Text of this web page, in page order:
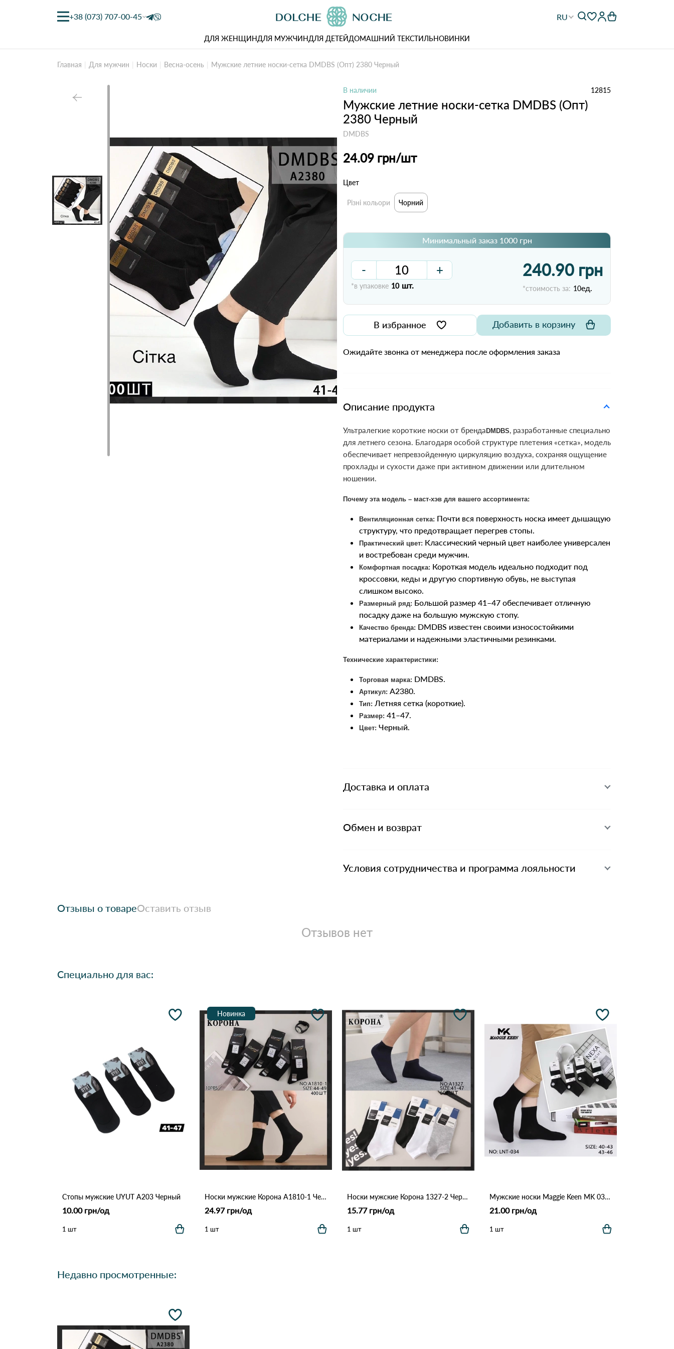
+38 (073) 707-00-45 RU
ДЛЯ ЖЕНЩИНДЛЯ МУЖЧИНДЛЯ ДЕТЕЙДОМАШНИЙ ТЕКСТИЛЬНОВИНКИ
Главная Для мужчин Носки Весна-осень Мужские летние носки-сетка DMDBS (Опт) 2380 Черный
В наличии 12815
Мужские летние носки-сетка DMDBS (Опт)
2380 Черный
DMDBS
24.09 грн/шт
Цвет
Різні кольори Чорний
Минимальный заказ 1000 грн
- +
*в упаковке 10 шт.
240.90 грн
*стоимость за: 10ед.
В избранное Добавить в корзину
Ожидайте звонка от менеджера после оформления заказа
Описание продукта
Ультралегкие короткие носки от бренда DMDBS, разработанные специально
для летнего сезона. Благодаря особой структуре плетения «сетка», модель
обеспечивает непревзойденную циркуляцию воздуха, сохраняя ощущение
прохлады и сухости даже при активном движении или длительном
ношении.
Почему эта модель – маст-хэв для вашего ассортимента:
Вентиляционная сетка: Почти вся поверхность носка имеет дышащую
структуру, что предотвращает перегрев стопы.
Практический цвет: Классический черный цвет наиболее универсален
и востребован среди мужчин.
Комфортная посадка: Короткая модель идеально подходит под
кроссовки, кеды и другую спортивную обувь, не выступая
слишком высоко.
Размерный ряд: Большой размер 41–47 обеспечивает отличную
посадку даже на большую мужскую стопу.
Качество бренда: DMDBS известен своими износостойкими
материалами и надежными эластичными резинками.
Технические характеристики:
Торговая марка: DMDBS.
Артикул: A2380.
Тип: Летняя сетка (короткие).
Размер: 41–47.
Цвет: Черный.
Доставка и оплата
Обмен и возврат
Условия сотрудничества и программа лояльности
Отзывы о товареОставить отзыв
Отзывов нет
Специально для вас:
Стопы мужские UYUT A203 Черный
10.00 грн/од
1 шт
Новинка
Носки мужские Корона A1810-1 Черный
24.97 грн/од
1 шт
Носки мужские Корона 1327-2 Черный
15.77 грн/од
1 шт
Мужские носки Maggie Keen MK 034 Черный
21.00 грн/од
1 шт
Недавно просмотренные: